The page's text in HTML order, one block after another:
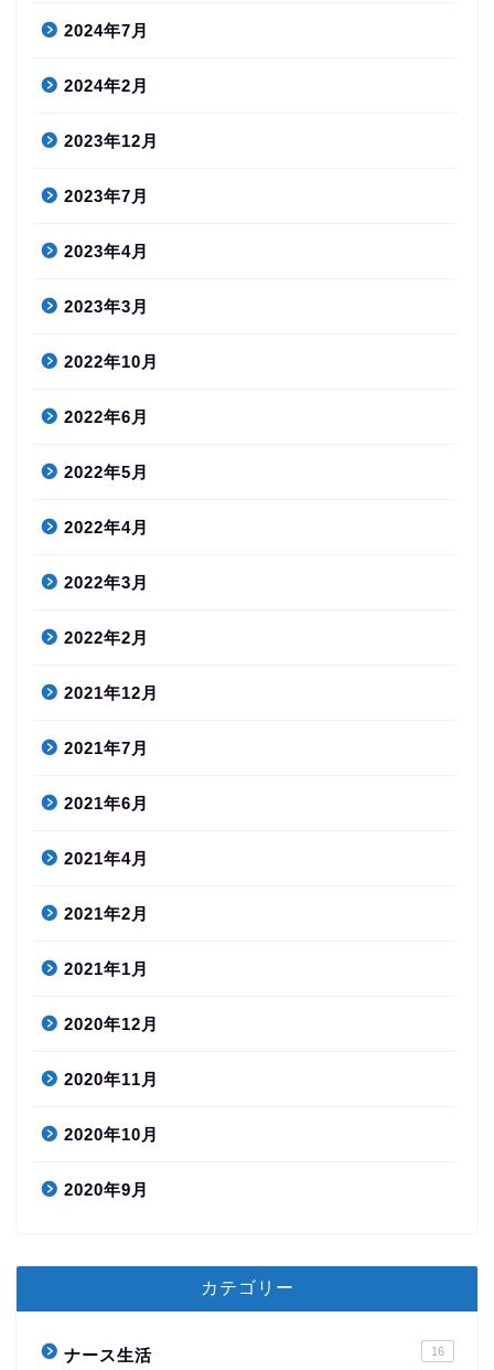
2024年7月
2024年2月
2023年12月
2023年7月
2023年4月
2023年3月
2022年10月
2022年6月
2022年5月
2022年4月
2022年3月
2022年2月
2021年12月
2021年7月
2021年6月
2021年4月
2021年2月
2021年1月
2020年12月
2020年11月
2020年10月
2020年9月
カテゴリー
ナース生活 16